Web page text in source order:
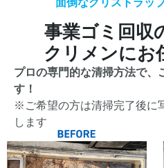
事業ゴミ回収
クリメンにお
プロの専門的な清掃方法で、
す！
※ご希望の方は清掃完了後に
します